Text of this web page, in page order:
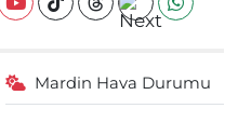
Mardin Hava Durumu